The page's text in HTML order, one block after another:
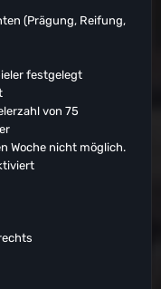
(Prägung, Reifung,
festgelegt
von 75
Woche nicht möglich.